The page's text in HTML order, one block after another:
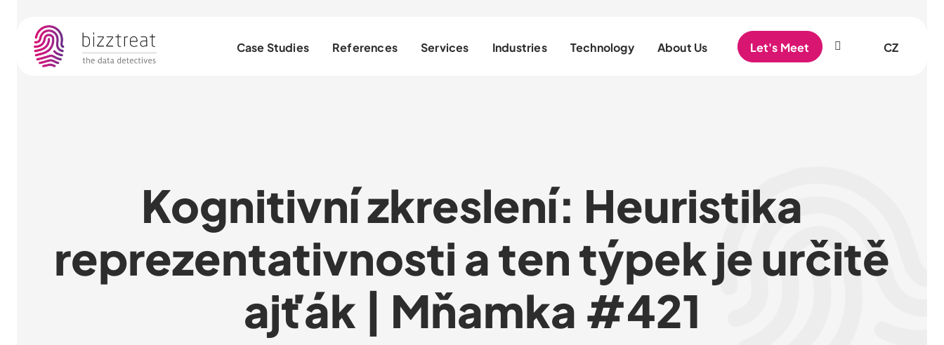
Case Studies References Services Industries Technology About Us Let's Meet CZ
Kognitivní zkreslení: Heuristika
reprezentativnosti a ten týpek je určitě
ajťák | Mňamka #421